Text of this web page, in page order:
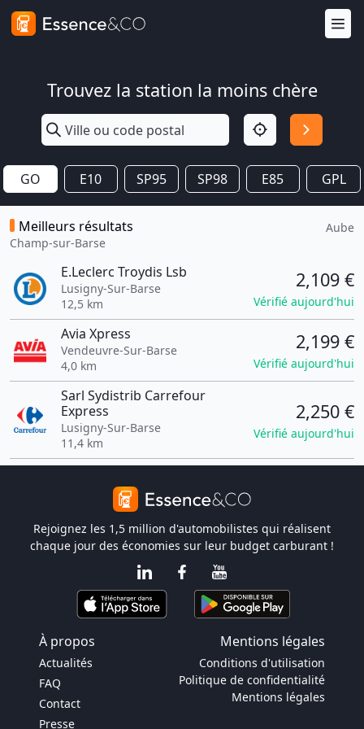
Trouvez la station la moins chère
GO E10 SP95 SP98 E85 GPL
Meilleurs résultats
Champ-sur-Barse
Aube
E.Leclerc Troydis Lsb
Lusigny-Sur-Barse
12,5 km
2,109 €
Vérifié aujourd'hui
Avia Xpress
Vendeuvre-Sur-Barse
4,0 km
2,199 €
Vérifié aujourd'hui
Sarl Sydistrib Carrefour
Express
Lusigny-Sur-Barse
11,4 km
2,250 €
Vérifié aujourd'hui
Rejoignez les 1,5 million d'automobilistes qui réalisent
chaque jour des économies sur leur budget carburant !
À propos Mentions légales
Actualités
FAQ
Contact
Presse
Conditions d'utilisation
Politique de confidentialité
Mentions légales